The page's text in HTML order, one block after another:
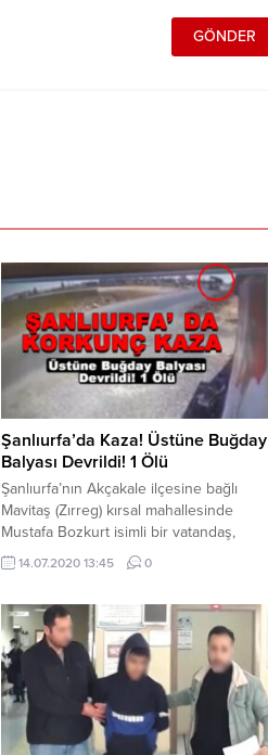
Şanlıurfa’da Kaza! Üstüne Buğday
Balyası Devrildi! 1 Ölü
Şanlıurfa’nın Akçakale ilçesine bağlı
Mavitaş (Zırreg) kırsal mahallesinde
Mustafa Bozkurt isimli bir vatandaş,
motosikleti ile yolda giderken üzerine
karşı yönden gelen bir TIR’ın yüklü
14.07.2020 13:45 0